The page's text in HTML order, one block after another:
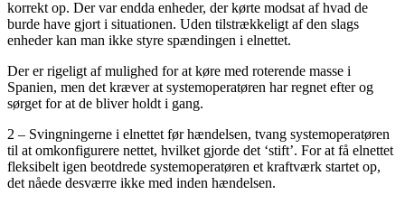
korrekt op. Der var endda enheder, der kørte modsat af hvad de
burde have gjort i situationen. Uden tilstrækkeligt af den slags
enheder kan man ikke styre spændingen i elnettet.
Der er rigeligt af mulighed for at køre med roterende masse i
Spanien, men det kræver at systemoperatøren har regnet efter og
sørget for at de bliver holdt i gang.
2 – Svingningerne i elnettet før hændelsen, tvang systemoperatøren
til at omkonfigurere nettet, hvilket gjorde det ‘stift’. For at få elnettet
fleksibelt igen beotdrede systemoperatøren et kraftværk startet op,
det nåede desværre ikke med inden hændelsen.